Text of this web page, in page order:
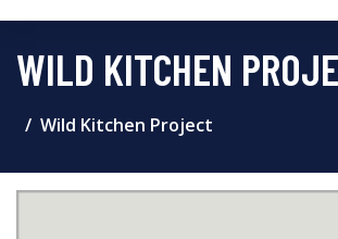
WILD KITCHEN
Wild Kitchen Project